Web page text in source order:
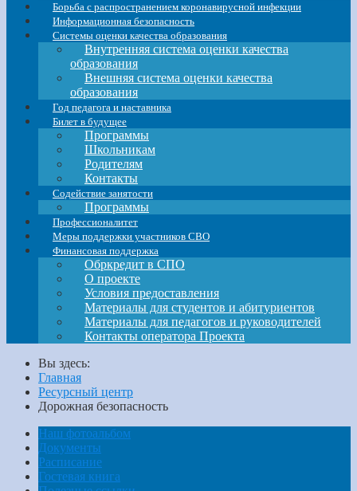
Борьба с распространением коронавирусной инфекции
Информационная безопасность
Системы оценки качества образования
Внутренняя система оценки качества
образования
Внешняя система оценки качества
образования
Год педагога и наставника
Билет в будущее
Программы
Школьникам
Родителям
Контакты
Содействие занятости
Программы
Профессионалитет
Меры поддержки участников СВО
Финансовая поддержка
Обркредит в СПО
О проекте
Условия предоставления
Материалы для студентов и абитуриентов
Материалы для педагогов и руководителей
Контакты оператора Проекта
Вы здесь:
Главная
Ресурсный центр
Дорожная безопасность
Наш фотоальбом
Документы
Расписание
Гостевая книга